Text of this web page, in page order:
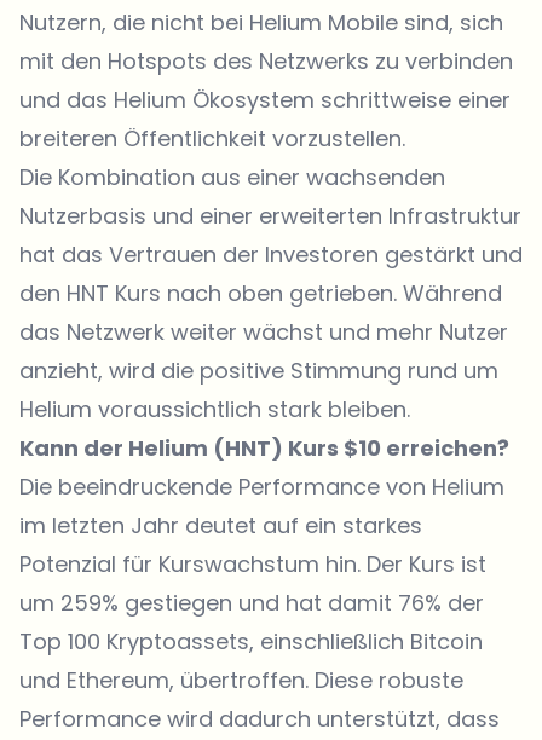
Nutzern, die nicht bei Helium Mobile sind, sich
mit den Hotspots des Netzwerks zu verbinden
und das Helium Ökosystem schrittweise einer
breiteren Öffentlichkeit vorzustellen.
Die Kombination aus einer wachsenden
Nutzerbasis und einer erweiterten Infrastruktur
hat das Vertrauen der Investoren gestärkt und
den HNT Kurs nach oben getrieben. Während
das Netzwerk weiter wächst und mehr Nutzer
anzieht, wird die positive Stimmung rund um
Helium voraussichtlich stark bleiben.
Kann der Helium (HNT) Kurs $10 erreichen?
Die beeindruckende Performance von Helium
im letzten Jahr deutet auf ein starkes
Potenzial für Kurswachstum hin. Der Kurs ist
um 259% gestiegen und hat damit 76% der
Top 100 Kryptoassets, einschließlich Bitcoin
und Ethereum, übertroffen. Diese robuste
Performance wird dadurch unterstützt, dass